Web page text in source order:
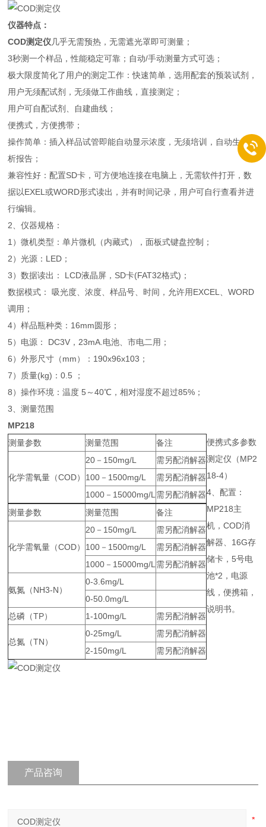
仪器特点：
COD测定仪几乎无需预热，无需遮光罩即可测量；
3秒测一个样品，性能稳定可靠；自动/手动测量方式可选；
极大限度简化了用户的测定工作：快速简单，选用配套的预装试剂，
用户无须配试剂，无须做工作曲线，直接测定；
用户可自配试剂、自建曲线；
便携式，方便携带；
操作简单：插入样品试管即能自动显示浓度，无须培训，自动生成分
析报告；
兼容性好：配置SD卡，可方便地连接在电脑上，无需软件打开，数
据以EXEL或WORD形式读出，并有时间记录，用户可自行查看并进
行编辑。
2、仪器规格：
1）微机类型：单片微机（内藏式），面板式键盘控制；
2）光源：LED；
3）数据读出： LCD液晶屏，SD卡(FAT32格式)；
数据模式： 吸光度、浓度、样品号、时间，允许用EXCEL、WORD
调用；
4）样品瓶种类：16mm圆形；
5）电源： DC3V，23mA.电池、市电二用；
6）外形尺寸（mm）：190x96x103；
7）质量(kg)：0.5 ；
8）操作环境：温度 5～40℃，相对湿度不超过85%；
3、测量范围
MP218
测量参数
测量范围 备注
化学需氧量（COD）
20－150mg/L
需另配消解器
100－1500mg/L
需另配消解器
1000－15000mg/L 需另配消解器
便携式多参数
测定仪（MP2
18-4）
测量参数 测量范围 备注
化学需氧量（COD）
20－150mg/L
需另配消解器
100－1500mg/L
需另配消解器
1000－15000mg/L 需另配消解器
氨氮（NH3-N）
0-3.6mg/L
0-50.0mg/L
总磷（TP）
1-100mg/L 需另配消解器
总氮（TN）
0-25mg/L
需另配消解器
2-150mg/L
需另配消解器
4、配置：
MP218主
机，COD消
解器、16G存
储卡，5号电
池*2，电源
线，便携箱，
说明书。
产品咨询